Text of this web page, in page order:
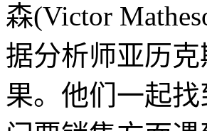
森(Victor
据分析师亚历克
果。他们一起